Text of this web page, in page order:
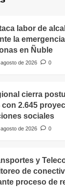
labor de
la
en Ñuble
de 2026
0
cierra
2.645
sociales
de 2026
0
y
de
proceso de